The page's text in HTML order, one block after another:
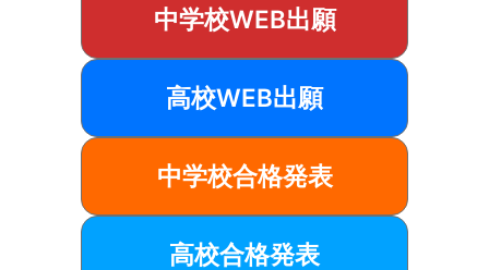
中学校WEB出願
高校WEB出願
中学校合格発表
高校合格発表